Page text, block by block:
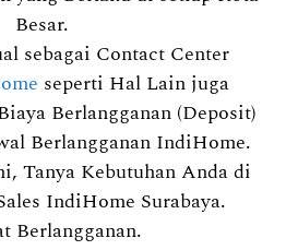
Besar.
sebagai Contact Center
seperti Hal Lain juga
Berlangganan (Deposit)
Berlangganan IndiHome.
Tanya Kebutuhan Anda di
IndiHome Surabaya.
Berlangganan.